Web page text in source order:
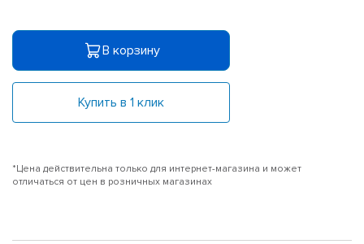
В корзину
Купить в 1 клик
*Цена действительна только для интернет-магазина и может
отличаться от цен в розничных магазинах